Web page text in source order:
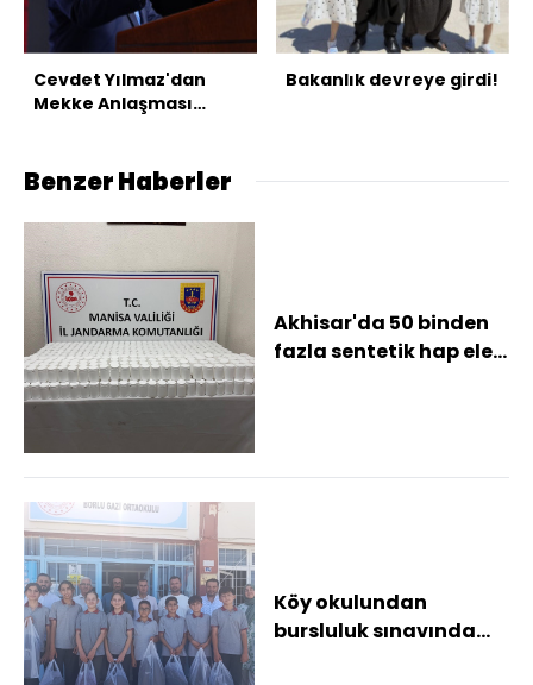
Cevdet Yılmaz'dan
Mekke Anlaşması
Bakanlık devreye girdi!
Benzer Haberler
Akhisar'da 50 binden
fazla sentetik hap ele
Köy okulundan
bursluluk sınavında